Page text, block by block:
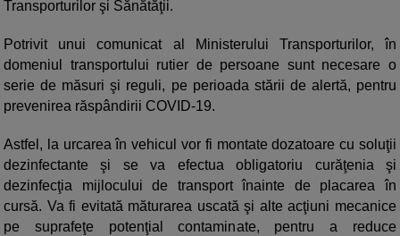
Transporturilor şi Sănătăţii.
Potrivit unui comunicat al Ministerului Transporturilor, în
domeniul transportului rutier de persoane sunt necesare o
serie de măsuri şi reguli, pe perioada stării de alertă, pentru
prevenirea răspândirii COVID-19.
Astfel, la urcarea în vehicul vor fi montate dozatoare cu soluţii
dezinfectante şi se va efectua obligatoriu curăţenia şi
dezinfecţia mijlocului de transport înainte de placarea în
cursă. Va fi evitată măturarea uscată şi alte acţiuni mecanice
pe suprafeţe potenţial contaminate, pentru a reduce